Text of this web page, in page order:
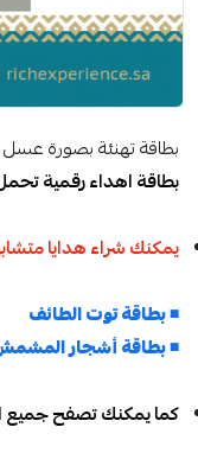
بطاقة تهنئة بصورة عسل
بطاقة اهداء رقمية
يمكنك شراء هدايا
◾بطاقة توت الطائف
◾بطاقة أشجار
كما يمكنك تصفح جميع